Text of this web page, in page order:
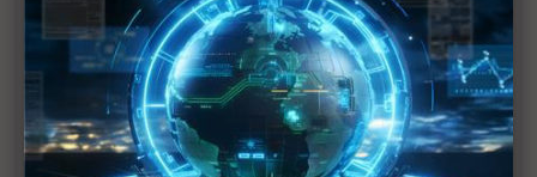
拜會友達、群創交流Micro LED，南韓率團參訪
Touch Taiwan 2024
富采偕友達、錼創組Micro LED「夢幻團隊」｜晶成
缺席Touch Taiwan有玄機？